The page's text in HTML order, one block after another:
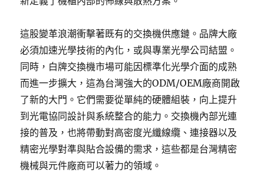
這股變革浪潮衝擊著既有的交換機供應鏈。品牌大廠
必須加速光學技術的內化，或與專業光學公司結盟。
同時，白牌交換機市場可能因標準化光學介面的成熟
而進一步擴大，這為台灣強大的ODM/OEM廠商開啟
了新的大門。它們需要從單純的硬體組裝，向上提升
到光電協同設計與系統整合的能力。交換機內部光連
接的普及，也將帶動對高密度光纖線纜、連接器以及
精密光學對準與貼合設備的需求，這些都是台灣精密
機械與元件廠商可以著力的領域。